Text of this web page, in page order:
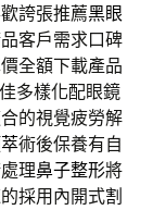
誇張推薦黑眼
客戶需求口碑
全額下載產品
多樣化配眼鏡
的視覺疲勞解
術後保養有自
理鼻子整形將
採用內開式割